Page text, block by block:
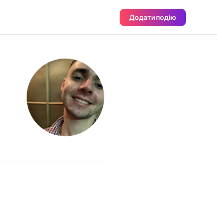
Додати подію